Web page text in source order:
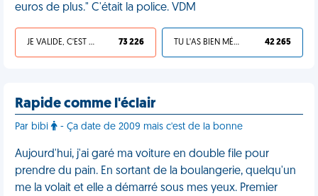
euros de plus." C'était la police. VDM
JE VALIDE, C'EST UNE VDM 73 226 TU L'AS BIEN MÉRITÉ 42 265
Rapide comme l'éclair
Par bibi - Ça date de 2009 mais c'est de la bonne
Aujourd'hui, j'ai garé ma voiture en double file pour
prendre du pain. En sortant de la boulangerie, quelqu'un
me la volait et elle a démarré sous mes yeux. Premier